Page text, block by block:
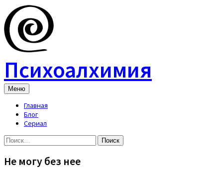
Skip
to
content
Психоалхимия
Меню
Главная
Блог
Сериал
Найти:
Не могу без нее